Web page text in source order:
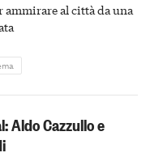
al città da una
Aldo Cazzullo e